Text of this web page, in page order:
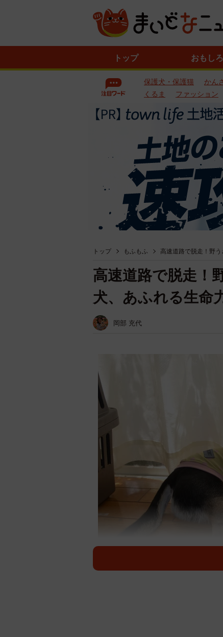
トップ おもしろ
保護犬・保護猫 かん
くるま
ファッション
トップ もふもふ 高速道路で脱走！野
高速道路で脱走！
犬、あふれる生命
岡部 充代